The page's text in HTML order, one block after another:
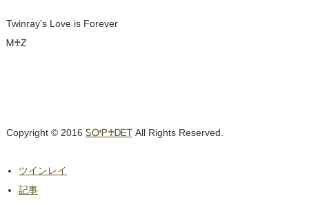
Twinray’s Love is Forever
Ꮇ♰Ꮓ
Copyright © 2016 ᏚᎤᏢ♰ᎠᎬᎢAll Rights Reserved.
ツインレイ
記事